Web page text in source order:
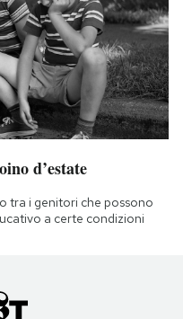
d’estate
tra i genitori che possono
a certe condizioni